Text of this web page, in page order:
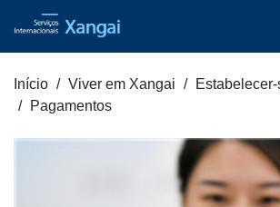
Início Viver em Xangai
Pagamentos